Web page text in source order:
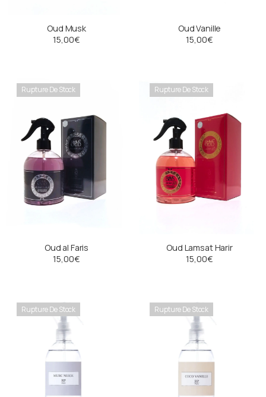
Oud Musk
15,00€
Oud Vanille
15,00€
Rupture De Stock
Oud al Faris
15,00€
Rupture De Stock
Oud Lamsat Harir
15,00€
Rupture De Stock Rupture De Stock